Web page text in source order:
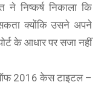
ने निष्कर्ष निकाला कि
सकता क्योंकि उसने अपने
के आधार पर सजा नहीं
ऑफ 2016 केस टाइटल –